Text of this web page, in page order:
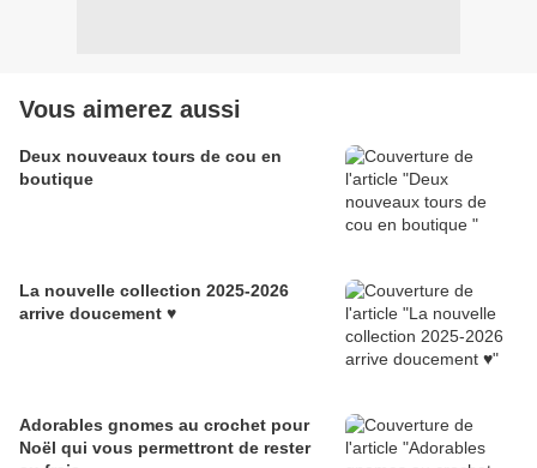
Vous aimerez aussi
Deux nouveaux tours de cou en
boutique
La nouvelle collection 2025-2026
arrive doucement ♥
Adorables gnomes au crochet pour
Noël qui vous permettront de rester